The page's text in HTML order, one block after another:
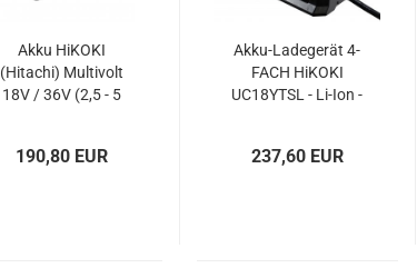
Akku HiKOKI
(Hitachi) Multivolt
18V / 36V (2,5 - 5
190,80 EUR
Akku-Ladegerät 4-
FACH HiKOKI
UC18YTSL - Li-Ion -
237,60 EUR